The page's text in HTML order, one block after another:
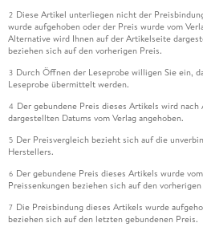
2 Diese Artikel unterliegen nicht der
wurde aufgehoben oder der Preis wurde vom
Alternative wird Ihnen auf der Artikelseite
beziehen sich auf den vorherigen Preis.
3 Durch Öffnen der Leseprobe willigen Sie ein,
Leseprobe übermittelt werden.
4 Der gebundene Preis dieses Artikels wird
dargestellten Datums vom Verlag angehoben.
5 Der Preisvergleich bezieht sich auf die
Herstellers.
6 Der gebundene Preis dieses Artikels wurde
Preissenkungen beziehen sich auf den
7 Die Preisbindung dieses Artikels wurde
beziehen sich auf den letzten gebundenen Preis.